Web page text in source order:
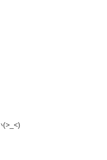
(>_<)